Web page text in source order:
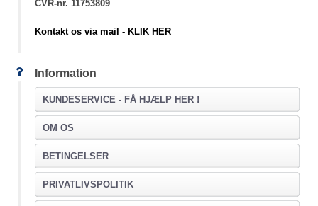
CVR-nr. 11753809
Kontakt os via mail - KLIK HER
Information
KUNDESERVICE - FÅ HJÆLP HER !
OM OS
BETINGELSER
PRIVATLIVSPOLITIK